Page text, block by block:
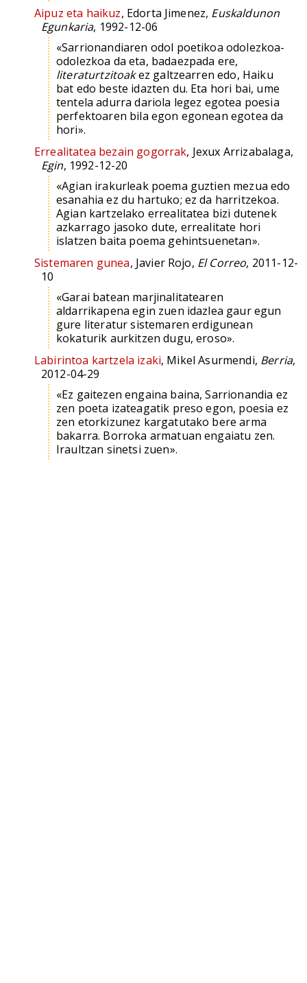
Aipuz eta haikuz, Edorta Jimenez, Euskaldunon
Egunkaria, 1992-12-06
«Sarrionandiaren odol poetikoa odolezkoa-
odolezkoa da eta, badaezpada ere,
literaturtzitoakez galtzearren edo, Haiku
bat edo beste idazten du. Eta hori bai, ume
tentela adurra dariola legez egotea poesia
perfektoaren bila egon egonean egotea da
hori».
Errealitatea bezain gogorrak, Jexux Arrizabalaga,
Egin, 1992-12-20
«Agian irakurleak poema guztien mezua edo
esanahia ez du hartuko; ez da harritzekoa.
Agian kartzelako errealitatea bizi dutenek
azkarrago jasoko dute, errealitate hori
islatzen baita poema gehintsuenetan».
Sistemaren gunea, Javier Rojo, El Correo, 2011-12-
10
«Garai batean marjinalitatearen
aldarrikapena egin zuen idazlea gaur egun
gure literatur sistemaren erdigunean
kokaturik aurkitzen dugu, eroso».
Labirintoa kartzela izaki, Mikel Asurmendi, Berria,
2012-04-29
«Ez gaitezen engaina baina, Sarrionandia ez
zen poeta izateagatik preso egon, poesia ez
zen etorkizunez kargatutako bere arma
bakarra. Borroka armatuan engaiatu zen.
Iraultzan sinetsi zuen».